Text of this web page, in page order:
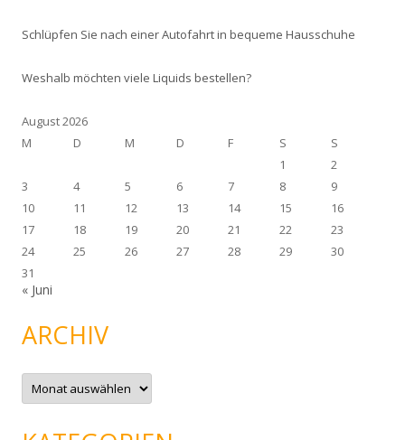
Schlüpfen Sie nach einer Autofahrt in bequeme Hausschuhe
Weshalb möchten viele Liquids bestellen?
August 2026
M
D M D F S
S
1
2
3
4 5 6 7 8
9
10
11 12 13 14 15
16
17
18 19 20 21 22
23
24
25 26 27 28 29
30
31
« Juni
ARCHIV
A
c